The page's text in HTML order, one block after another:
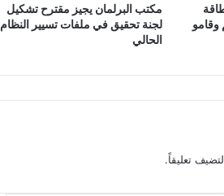
مكتب البرلمان يجيز مقترح تشكيل
لجنة تحقيق في ملفات تسيير النظام
الحالي
وقامو
لتضيف تعليقاً.